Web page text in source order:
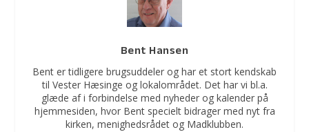
Bent Hansen
Bent er tidligere brugsuddeler og har et stort kendskab
til Vester Hæsinge og lokalområdet. Det har vi bl.a.
glæde af i forbindelse med nyheder og kalender på
hjemmesiden, hvor Bent specielt bidrager med nyt fra
kirken, menighedsrådet og Madklubben.